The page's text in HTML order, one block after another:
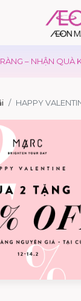
– NHẬN QUÀ
HAPPY